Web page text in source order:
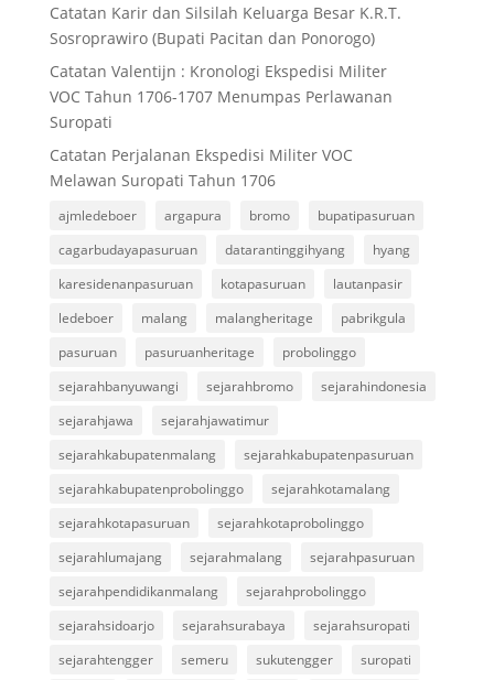
Catatan Karir dan Silsilah Keluarga Besar K.R.T.
Sosroprawiro (Bupati Pacitan dan Ponorogo)
Catatan Valentijn : Kronologi Ekspedisi Militer
VOC Tahun 1706-1707 Menumpas Perlawanan
Suropati
Catatan Perjalanan Ekspedisi Militer VOC
Melawan Suropati Tahun 1706
ajmledeboer argapura bromo
bupatipasuruan
cagarbudayapasuruan
datarantinggihyang
hyang
karesidenanpasuruan
kotapasuruan
lautanpasir
ledeboer
malang malangheritage
pabrikgula
pasuruan
pasuruanheritage
probolinggo
sejarahbanyuwangi
sejarahbromo
sejarahindonesia
sejarahjawa
sejarahjawatimur
sejarahkabupatenmalang
sejarahkabupatenpasuruan
sejarahkabupatenprobolinggo
sejarahkotamalang
sejarahkotapasuruan
sejarahkotaprobolinggo
sejarahlumajang
sejarahmalang
sejarahpasuruan
sejarahpendidikanmalang
sejarahprobolinggo
sejarahsidoarjo
sejarahsurabaya
sejarahsuropati
sejarahtengger
semeru sukutengger suropati